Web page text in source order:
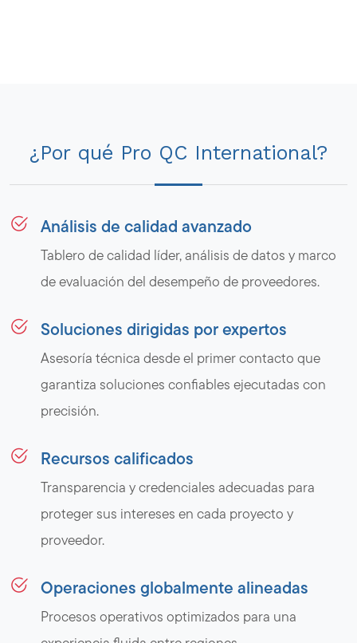
¿Por qué Pro QC International?
Análisis de calidad avanzado
Tablero de calidad líder, análisis de datos y marco
de evaluación del desempeño de proveedores.
Soluciones dirigidas por expertos
Asesoría técnica desde el primer contacto que
garantiza soluciones confiables ejecutadas con
precisión.
Recursos calificados
Transparencia y credenciales adecuadas para
proteger sus intereses en cada proyecto y
proveedor.
Operaciones globalmente alineadas
Procesos operativos optimizados para una